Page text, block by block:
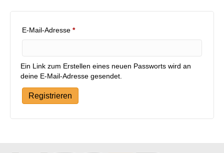
E-Mail-Adresse *Erforderlich
Ein Link zum Erstellen eines neuen Passworts wird an
deine E-Mail-Adresse gesendet.
Registrieren